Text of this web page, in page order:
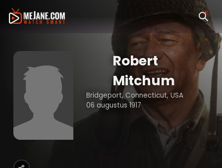
Robert
Mitchum
Bridgeport, Connecticut, USA
06 augustus 1917